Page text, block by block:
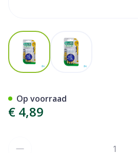
View larger imageView larger image
€ 4,89
Op voorraad